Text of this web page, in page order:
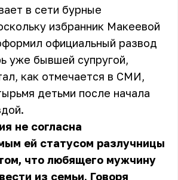
в сети бурные
избранник Макеевой
официальный развод
уже бывшей супругой,
как отмечается в СМИ,
детьми после начала
не согласна
ей статусом разлучницы
что любящего мужчину
из семьи. Говоря